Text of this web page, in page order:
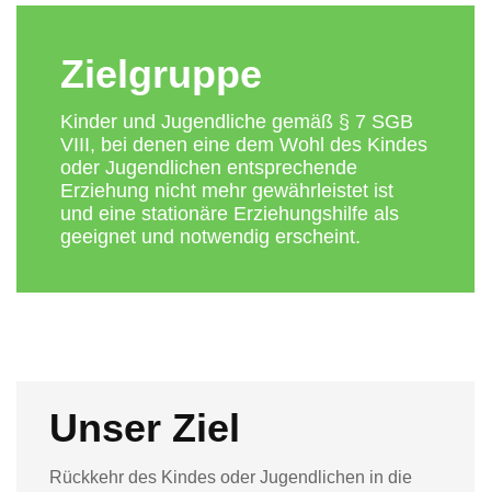
Zielgruppe
Kinder und Jugendliche gemäß § 7 SGB
VIII, bei denen eine dem Wohl des Kindes
oder Jugendlichen entsprechende
Erziehung nicht mehr gewährleistet ist
und eine stationäre Erziehungshilfe als
geeignet und notwendig erscheint.
Unser Ziel
Rückkehr des Kindes oder Jugendlichen in die